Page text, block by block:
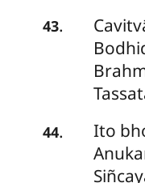
43.
44.
Ito